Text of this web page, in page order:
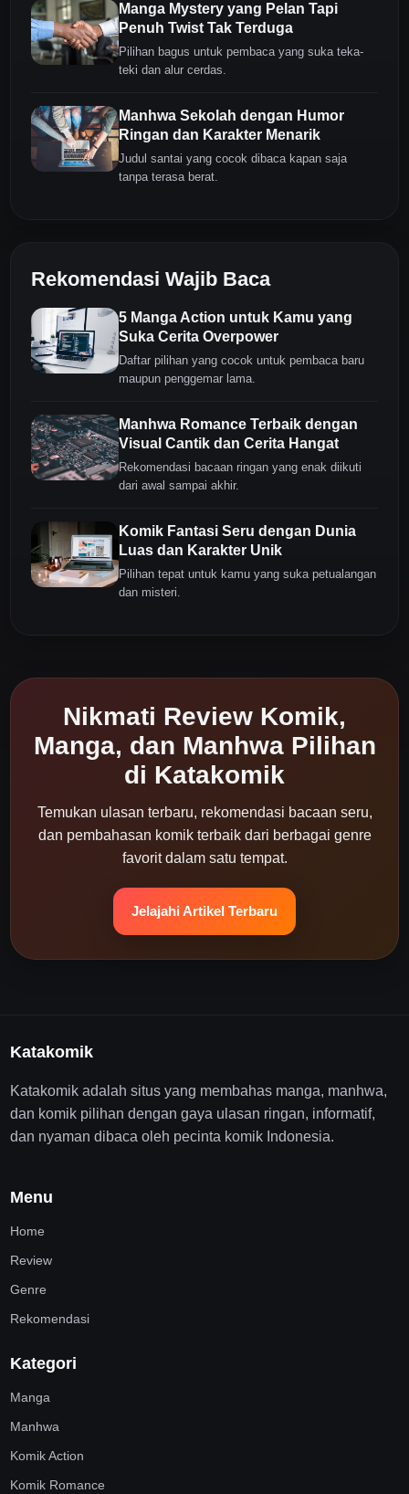
Manga Mystery yang Pelan Tapi
Penuh Twist Tak Terduga
Pilihan bagus untuk pembaca yang suka teka-
teki dan alur cerdas.
Manhwa Sekolah dengan Humor
Ringan dan Karakter Menarik
Judul santai yang cocok dibaca kapan saja
tanpa terasa berat.
Rekomendasi Wajib Baca
5 Manga Action untuk Kamu yang
Suka Cerita Overpower
Daftar pilihan yang cocok untuk pembaca baru
maupun penggemar lama.
Manhwa Romance Terbaik dengan
Visual Cantik dan Cerita Hangat
Rekomendasi bacaan ringan yang enak diikuti
dari awal sampai akhir.
Komik Fantasi Seru dengan Dunia
Luas dan Karakter Unik
Pilihan tepat untuk kamu yang suka petualangan
dan misteri.
Nikmati Review Komik,
Manga, dan Manhwa Pilihan
di Katakomik
Temukan ulasan terbaru, rekomendasi bacaan seru,
dan pembahasan komik terbaik dari berbagai genre
favorit dalam satu tempat.
Jelajahi Artikel Terbaru
Katakomik
Katakomik adalah situs yang membahas manga, manhwa,
dan komik pilihan dengan gaya ulasan ringan, informatif,
dan nyaman dibaca oleh pecinta komik Indonesia.
Menu
Home
Review
Genre
Rekomendasi
Kategori
Manga
Manhwa
Komik Action
Komik Romance